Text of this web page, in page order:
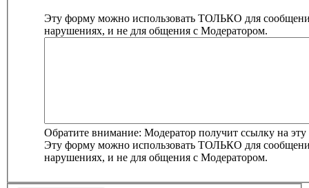
Эту форму можно использовать ТОЛЬКО для
нарушениях, и не для общения с Модератором.
Обратите внимание: Модератор получит ссылку на эту
Эту форму можно использовать ТОЛЬКО для
нарушениях, и не для общения с Модератором.